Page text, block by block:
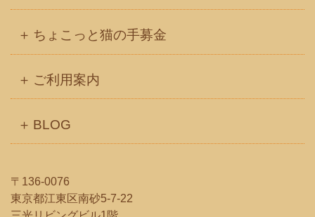
ちょこっと猫の手募金
ご利用案内
BLOG
〒136-0076
東京都江東区南砂5-7-22